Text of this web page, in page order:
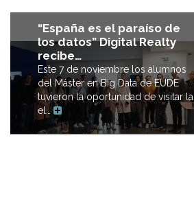
“España es el paraíso de
los datos” Digital Realty
recibe…
Este 7 de noviembre los alumnos
del Máster en Big Data de EUDE
tuvieron la oportunidad de visitar la
el…